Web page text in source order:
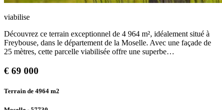
viabilise
Découvrez ce terrain exceptionnel de 4 964 m², idéalement situé à
Freybouse, dans le département de la Moselle. Avec une façade de
25 mètres, cette parcelle viabilisée offre une superbe…
€ 69 000
Terrain de 4964 m2